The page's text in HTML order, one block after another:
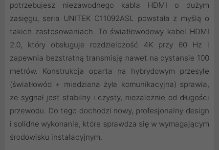
potrzebujesz niezawodnego kabla HDMI o dużym
zasięgu, seria UNITEK C11092ASL powstała z myślą o
takich zastosowaniach. To światłowodowy kabel HDMI
2.0, który obsługuje rozdzielczość 4K przy 60 Hz i
zapewnia bezstratną transmisję nawet na dystansie 100
metrów. Konstrukcja oparta na hybrydowym przesyle
(światłowód + miedziana żyła komunikacyjna) sprawia,
że sygnał jest stabilny i czysty, niezależnie od długości
przewodu. Do tego dochodzi nowy, profesjonalny design
i solidne wykonanie, które sprawdza się w wymagającym
środowisku instalacyjnym.